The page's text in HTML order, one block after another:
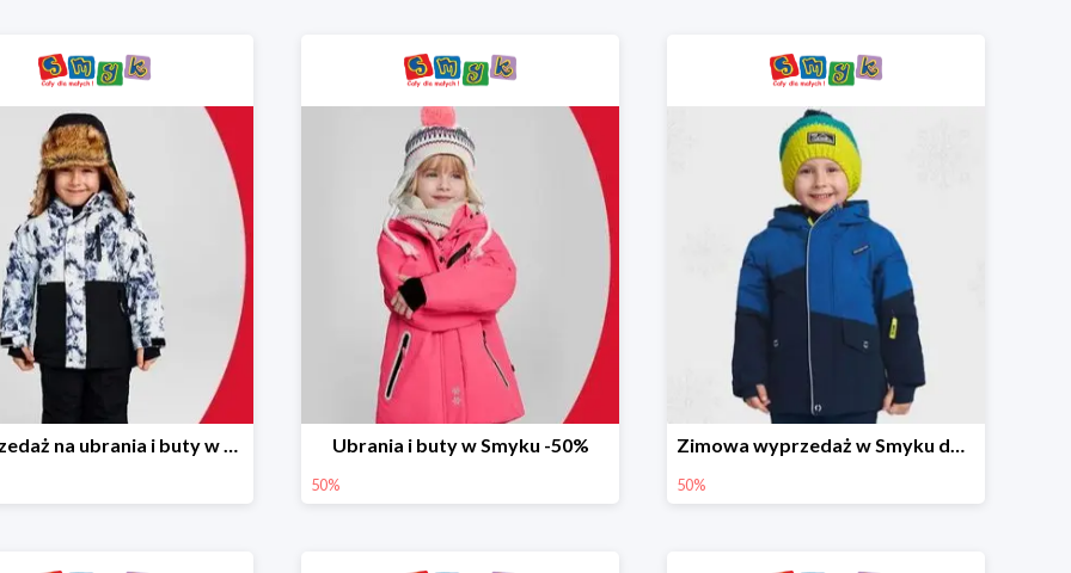
Wyprzedaż na ubrania i buty w Smyku do -70% Ubrania i buty w Smyku -50%
50%
Zimowa wyprzedaż w Smyku do -50%
50%